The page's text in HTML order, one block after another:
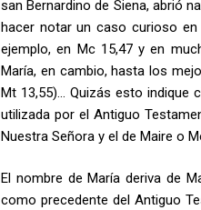
san Bernardino de Siena, abrió
hacer notar un caso curioso
ejemplo, en Mc 15,47 y en
María, en cambio, hasta los
Mt 13,55)… Quizás esto indique
utilizada por el Antiguo
Nuestra Señora y el de Maire o
El nombre de María deriva de
como precedente del Antiguo